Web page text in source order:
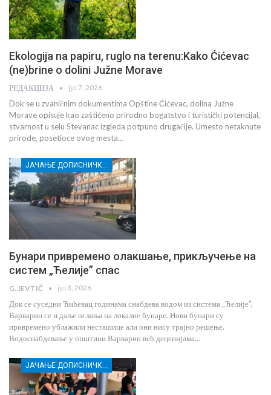
Ekologija na papiru, ruglo na terenu:Kako Ćićevac
(ne)brine o dolini Južne Morave
РЕДАКЦИЈА јул 7, 2026
Dok se u zvaničnim dokumentima Opštine Ćićevac, dolina Južne
Morave opisuje kao zaštićeno prirodno bogatstvo i turistički potencijal,
stvarnost u selu Stevanac izgleda potpuno drugačije. Umesto netaknute
prirode, posetioce ovog mesta…
ЈАЧАЊЕ ДОПИСНИЧКЕ МРЕЖЕ НЕЗАВИСНИХ МЕДИЈА У РАСИНСКОМ ОКРУГУ
Бунари привремено олакшање, прикључење на
систем „Ћелије” спас
G. JEVTIĆ јул 3, 2026
Док се суседни Ћићевац годинама снабдева водом из система „Ћелије“,
Варварин се и даље ослања на локалне бунаре. Нови бунари су
привремено ублажили несташице али они нису трајно решење.
Водоснабдевање у општини Варварин већ деценијама…